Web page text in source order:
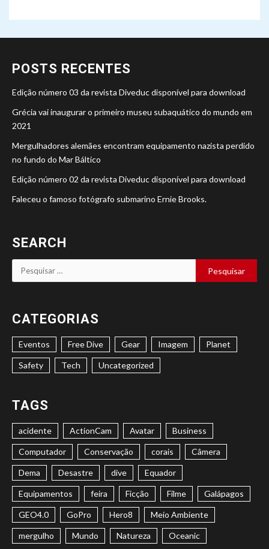
POSTS RECENTES
Edição número 03 da revista Diveduc disponível para download
Grécia vai inaugurar o primeiro museu subaquático do mundo em
2021
Mergulhadores alemães encontram equipamento nazista perdido
no fundo do Mar Báltico
Edição número 02 da revista Diveduc disponível para download
Faleceu o famoso fotógrafo submarino Ernie Brooks.
SEARCH
Pesquisar
por:
CATEGORIAS
Eventos Free Dive Gear Imagem Planet
Safety Tech Uncategorized
TAGS
acidente ActionCam Avatar Business
Computador Conservação corais Câmera
Dema Desastre dive Equador
Equipamentos feira Ficção Filme Galápagos
GEO4.0 GoPro Hero8 Meio Ambiente
mergulho Mundo Natureza Oceanic